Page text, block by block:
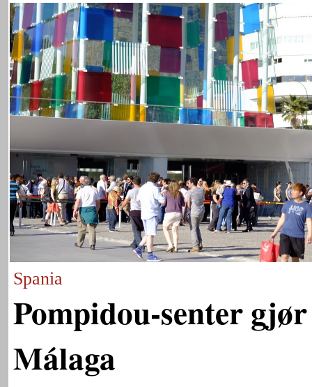
Spania
Pompidou-senter
Málaga